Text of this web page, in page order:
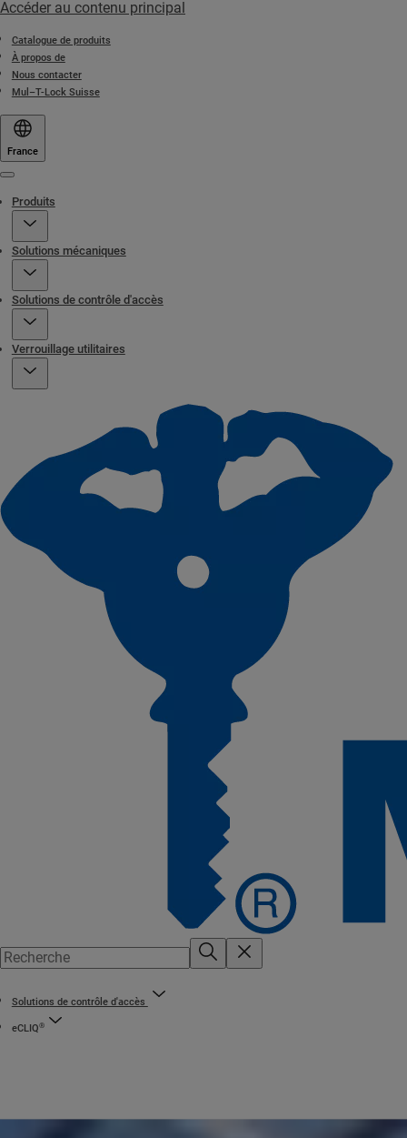
Accéder au contenu principal
Catalogue de produits
À propos de
Nous contacter
Mul–T-Lock Suisse
France
Produits
Solutions mécaniques
Solutions de contrôle d'accès
Verrouillage utilitaires
Solutions de contrôle d'accès
eCLIQ®